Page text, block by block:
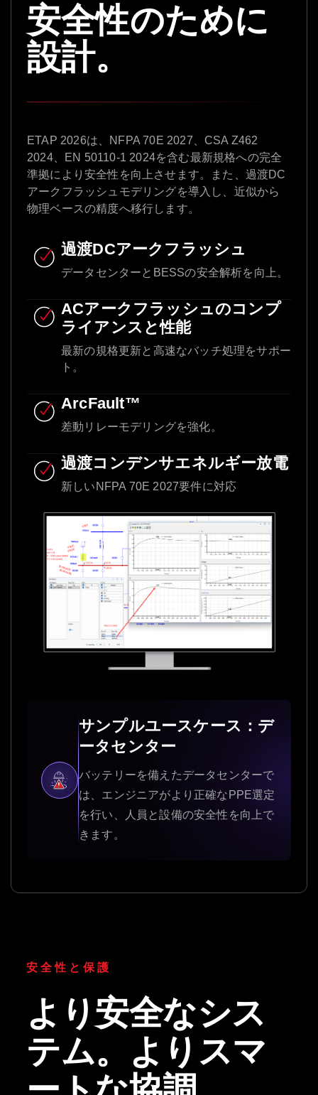
サンプルユースケース：デ
ータセンター
バッテリーを備えたデータセンターで
は、エンジニアがより正確なPPE選定
を行い、人員と設備の安全性を向上で
きます。
安全性のために
設計。
ETAP 2026は、NFPA 70E 2027、CSA Z462
2024、EN 50110-1 2024を含む最新規格への完全
準拠により安全性を向上させます。また、過渡DC
アークフラッシュモデリングを導入し、近似から
物理ベースの精度へ移行します。
過渡DCアークフラッシュ
データセンターとBESSの安全解析を向上。
ACアークフラッシュのコンプ
ライアンスと性能
最新の規格更新と高速なバッチ処理をサポー
ト。
ArcFault™
差動リレーモデリングを強化。
過渡コンデンサエネルギー放電
新しいNFPA 70E 2027要件に対応
安全性と保護
より安全なシス
テム。よりスマ